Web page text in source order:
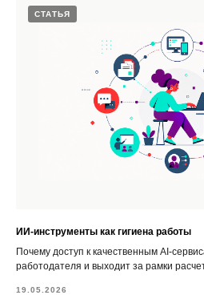
СТАТЬЯ
ИИ-инструменты как гигиена работы
Почему доступ к качественным AI-
работодателя и выходит за рамки
19.05.2026